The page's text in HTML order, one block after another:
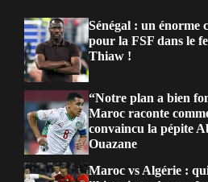
Sénégal : un énorme
pour la FSF dans le
Thiaw !
“Notre plan a bien
Maroc raconte
convaincu la pépite
Ouazane
Maroc vs Algérie :